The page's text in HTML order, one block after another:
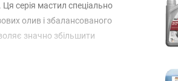
серія мастил спеціально
олив і збалансованого
значно збільшити